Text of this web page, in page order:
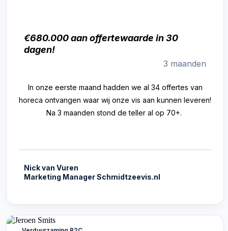
€680.000 aan offertewaarde in 30
dagen!
3 maanden
In onze eerste maand hadden we al 34 offertes van
horeca ontvangen waar wij onze vis aan kunnen leveren!
Na 3 maanden stond de teller al op 70+.
Nick van Vuren
Marketing Manager Schmidtzeevis.nl